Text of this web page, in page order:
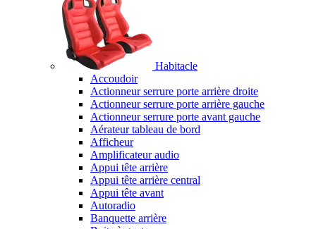
Habitacle
Accoudoir
Actionneur serrure porte arrière droite
Actionneur serrure porte arrière gauche
Actionneur serrure porte avant gauche
Aérateur tableau de bord
Afficheur
Amplificateur audio
Appui tête arrière
Appui tête arrière central
Appui tête avant
Autoradio
Banquette arrière